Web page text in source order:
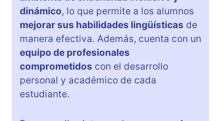
dinámico, lo que permite a los alumnos
mejorar sus habilidades lingüísticas de
manera efectiva. Además, cuenta con un
equipo de profesionales
comprometidos con el desarrollo
personal y académico de cada
estudiante.